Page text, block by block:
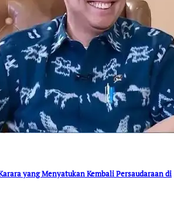
yang Menyatukan Kembali Persaudaraan di